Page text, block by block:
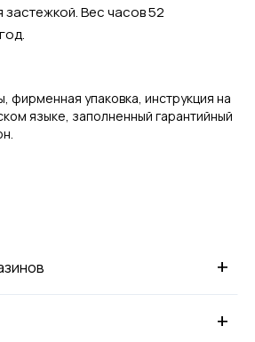
Вес часов 52
фирменная упаковка, инструкция на
языке, заполненный гарантийный
+
+